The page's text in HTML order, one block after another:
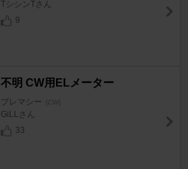
TシシンTさん
9
不明 CW用ELメーター
プレマシー [CW]
GiLLさん
33